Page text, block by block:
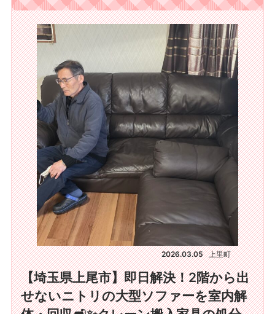
2026.03.05 上里町
【埼玉県上尾市】即日解決！2階から出
せないニトリの大型ソファーを室内解